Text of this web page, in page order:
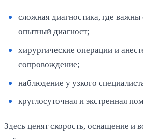
сложная диагностика, где
опытный диагност;
хирургические операции и
сопровождение;
наблюдение у узкого
круглосуточная и экстренная
Здесь ценят скорость, оснащение и